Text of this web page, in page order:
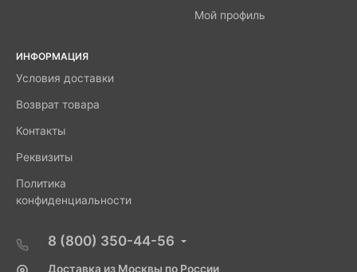
Мой профиль
ИНФОРМАЦИЯ
Условия доставки
Возврат товара
Контакты
Реквизиты
Политика
конфиденциальности
8 (800) 350-44-56
Доставка из Москвы по России